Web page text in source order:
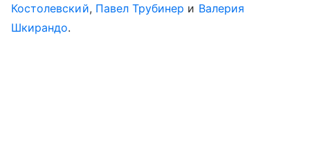
Костолевский, Павел Трубинер и Валерия
Шкирандо.